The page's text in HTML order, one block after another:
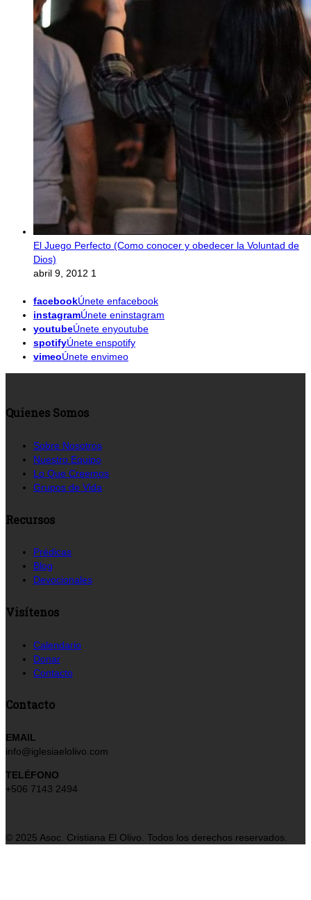
El Juego Perfecto (Como conocer y obedecer la Voluntad de
Dios)
abril 9, 2012 1
facebookÚnete enfacebook
instagramÚnete eninstagram
youtubeÚnete enyoutube
spotifyÚnete enspotify
vimeoÚnete envimeo
Quienes Somos
Sobre Nosotros
Nuestro Equipo
Lo Que Creemos
Grupos de Vida
Recursos
Prédicas
Blog
Devocionales
Visítenos
Calendario
Donar
Contacto
Contacto
EMAIL
info@iglesiaelolivo.com
TELÉFONO
+506 7143 2494
© 2025 Asoc. Cristiana El Olivo. Todos los derechos reservados.